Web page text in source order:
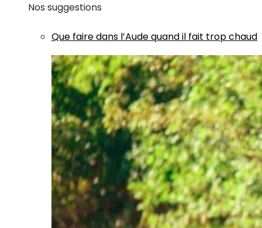
Nos suggestions
Que faire dans l’Aude quand il fait trop chaud